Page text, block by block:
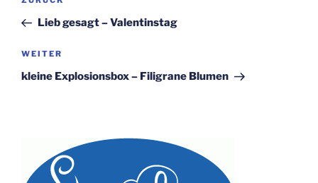
BeitragLieb gesagt – Valentinstag
Nächster
Beitrag
WEITER
kleine Explosionsbox – Filigrane Blumen